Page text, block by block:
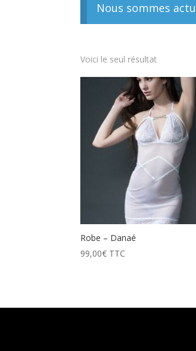
Nous sommes
Voici le seul résultat
Robe – Danaé
99,00€ TTC